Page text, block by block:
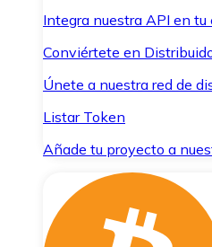
Integra nuestra API en tu
Conviértete en
Únete a nuestra red de
Listar Token
Añade tu proyecto a